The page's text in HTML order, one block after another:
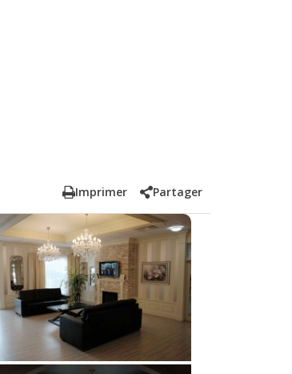
Imprimer Partager